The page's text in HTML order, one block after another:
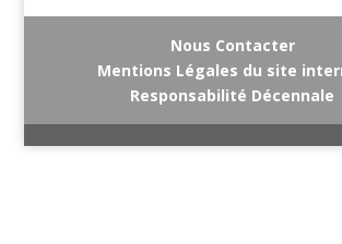
Nous Contacter
Mentions Légales du site
Responsabilité Décennale